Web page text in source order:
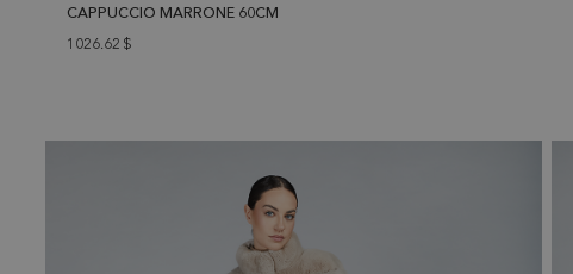
CAPPUCCIO MARRONE 60CM
1026.62 $